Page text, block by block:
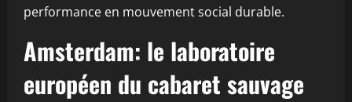
performance en mouvement social durable.
Amsterdam: le laboratoire
européen du cabaret sauvage